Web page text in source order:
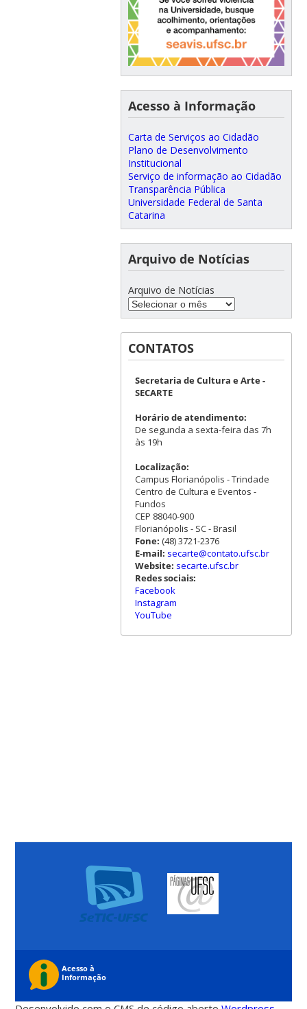
Acesso à Informação
Carta de Serviços ao Cidadão
Plano de Desenvolvimento
Institucional
Serviço de informação ao Cidadão
Transparência Pública
Universidade Federal de Santa
Catarina
Arquivo de Notícias
Arquivo de Notícias
CONTATOS
Secretaria de Cultura e Arte -
SECARTE
Horário de atendimento:
De segunda a sexta-feira das 7h
às 19h
Localização:
Campus Florianópolis - Trindade
Centro de Cultura e Eventos -
Fundos
CEP 88040-900
Florianópolis - SC - Brasil
Fone: (48) 3721-2376
E-mail: secarte@contato.ufsc.br
Website: secarte.ufsc.br
Redes sociais:
Facebook
Instagram
YouTube